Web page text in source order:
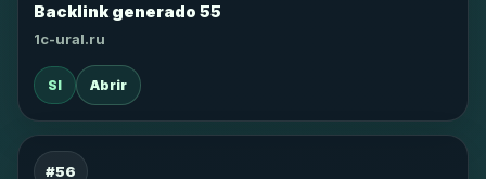
Backlink generado 55
1c-ural.ru
SI Abrir
#56